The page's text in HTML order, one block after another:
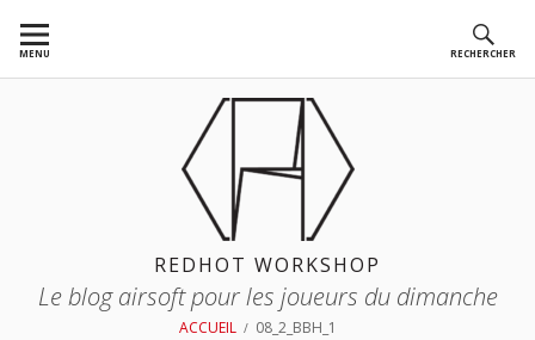
auMENU RECHERCHER
REDHOT WORKSHOP
Le blog airsoft pour les joueurs du dimanche
ACCUEIL 08_2_BBH_1